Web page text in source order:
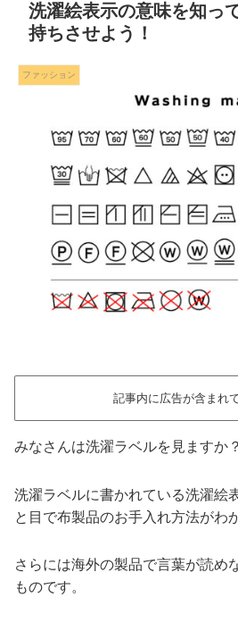
洗濯絵表示の意味を知っ
持ちさせよう！
ファッション
記事内に広告が含まれ
みなさんは洗濯ラベルを見ますか？
洗濯ラベルに書かれている洗濯絵
と目で布製品のお手入れ方法がわ
さらには海外の製品で言葉が読め
ものです。